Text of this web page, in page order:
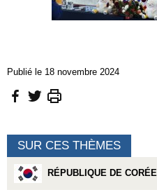
Publié le 18 novembre 2024
SUR CES THÈMES
RÉPUBLIQUE DE CORÉE